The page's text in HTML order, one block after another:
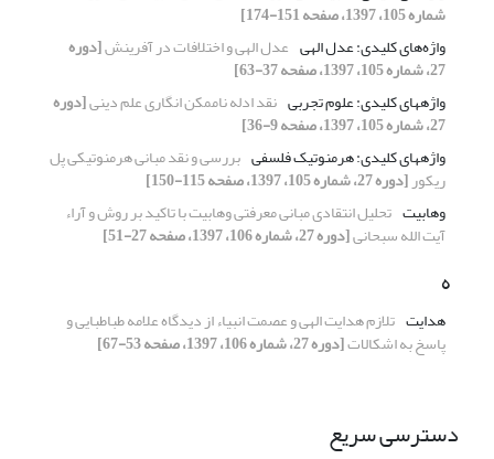
شماره 105، 1397، صفحه 151-174]
واژه‌های کلیدی: عدل الهی عدل الهی و اختلافات در آفرینش[دوره
27، شماره 105، 1397، صفحه 37-63]
واژه‎های کلیدی: علوم تجربی
نقد ادله ناممکن انگاری علم دینی[دوره
27، شماره 105، 1397، صفحه 9-36]
واژه‎های کلیدی: هرمنوتیک فلسفی
بررسی و نقد مبانی هرمنوتیکی پل
ریکور[دوره 27، شماره 105، 1397، صفحه 115-150]
وهابیت تحلیل انتقادی مبانی معرفتی وهابیت با تاکید بر روش و آراء
آیت الله سبحانی[دوره 27، شماره 106، 1397، صفحه 27-51]
ه
هدایت تلازم هدایت الهی و عصمت انبیاء از دیدگاه علامه طباطبایی و
پاسخ به اشکالات[دوره 27، شماره 106، 1397، صفحه 53-67]
دسترسی سریع